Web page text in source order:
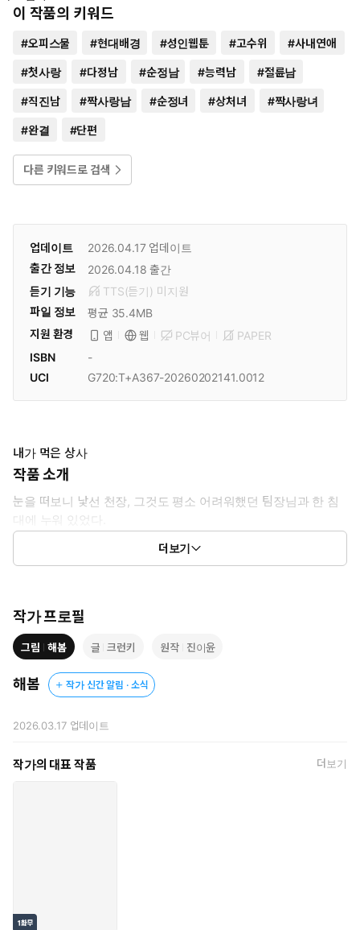
이 작품의 키워드
#오피스물 #현대배경 #성인웹툰 #고수위 #사내연애
#첫사랑 #다정남 #순정남 #능력남 #절륜남
#직진남 #짝사랑남 #순정녀 #상처녀 #짝사랑녀
#완결 #단편
다른 키워드로 검색
업데이트 2026.04.17업데이트
출간 정보
2026.04.18 출간
듣기 기능
TTS(듣기) 미 지원
파일 정보
평균 35.4MB
지원 환경
앱 웹 PC뷰어
PAPER
ISBN
-
UCI
G720:T+A367-20260202141.0012
내가 먹은 상사
작품 소개
눈을 떠보니 낯선 천장, 그것도 평소 어려워했던 팀장님과 한 침
대에 누워 있었다.
"유서아 씨, 정말 기억 안 나요? 서아 씨가 날 따먹었어요."
더보기
작가 프로필
그림 해봄 글 크런키 원작 진이윤
해봄 작가 신간 알림 · 소식
2026.03.17업데이트
작가의 대표 작품 더보기